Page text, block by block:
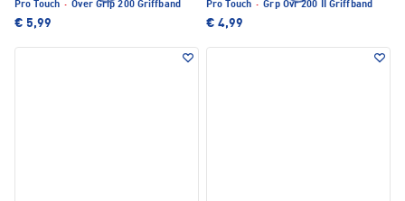
Pro Touch · Over Grip 200 Griffband
€ 5,99
Pro Touch · Grp Ovr 200 II Griffband
€ 4,99